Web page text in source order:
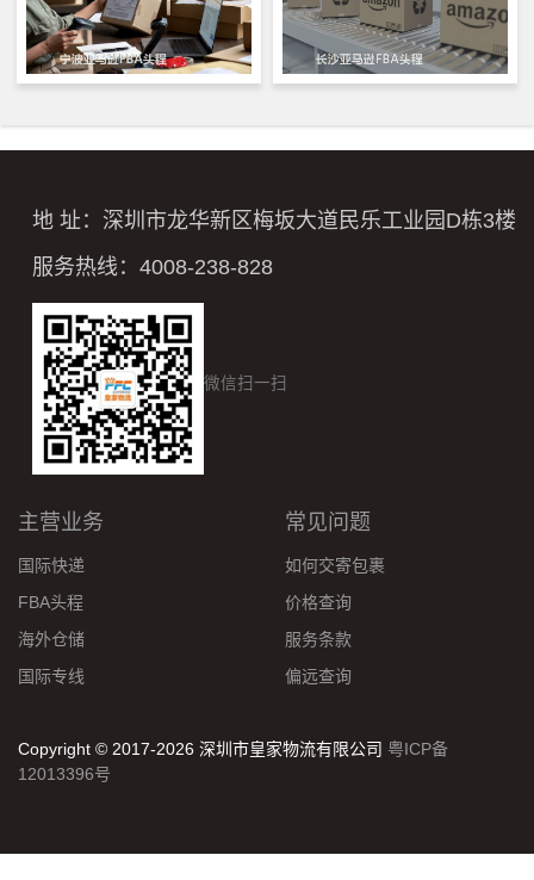
地 址：深圳市龙华新区梅坂大道民乐工业园D栋3楼
服务热线：4008-238-828
微信扫一扫
主营业务
国际快递
FBA头程
海外仓储
国际专线
常见问题
如何交寄包裹
价格查询
服务条款
偏远查询
Copyright © 2017-2026 深圳市皇家物流有限公司 粤ICP备
12013396号